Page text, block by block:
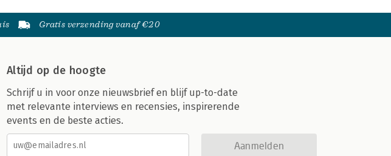
Gratis verzending vanaf €20
Altijd op de hoogte
Schrijf u in voor onze nieuwsbrief en blijf up-to-date
met relevante interviews en recensies, inspirerende
events en de beste acties.
Aanmelden